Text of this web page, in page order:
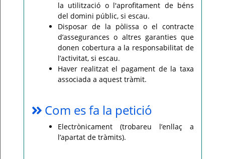
la utilització o l'aprofitament de béns
del domini públic, si escau.
Disposar de la pòlissa o el contracte
d’assegurances o altres garanties que
donen cobertura a la responsabilitat de
l’activitat, si escau.
Haver realitzat el pagament de la taxa
associada a aquest tràmit.
Com es fa la petició
Electrònicament (trobareu l’enllaç a
l’apartat de tràmits).